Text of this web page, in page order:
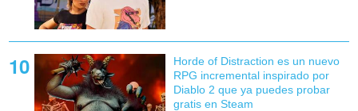
Horde of Distraction es un nuevo
RPG incremental inspirado por
Diablo 2 que ya puedes probar
gratis en Steam